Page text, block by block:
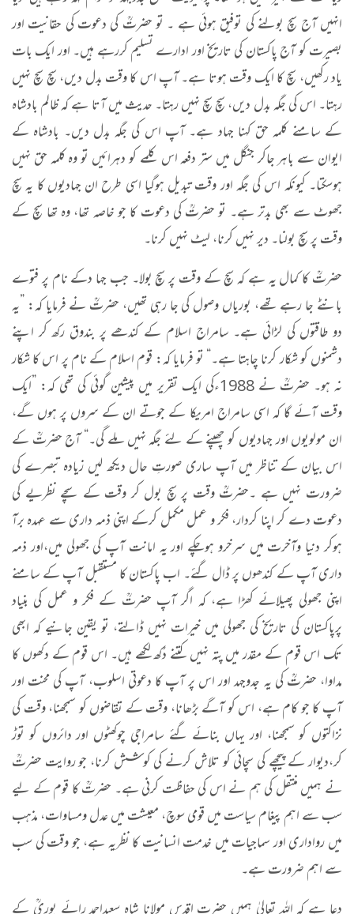
انہیں آج سچ بولنے کی توفیق ہوئی ہے ۔ تو حضرتؒ کی دعوت کی حقانیت اور
بصیرت کو آج پاکستان کی تاریخ اور ادارے تسلیم کررہے ہیں۔ اور ایک بات
یاد رکھیں، سچ کا ایک وقت ہوتا ہے۔ آپ اس کا وقت بدل دیں، سچ سچ نہیں
رہتا۔ اس کی جگہ بدل دیں، سچ سچ نہیں رہتا۔ حدیث میں آتا ہے کہ ظالم بادشاہ
کے سامنے کلمہ حق کہنا جہاد ہے۔ آپ اس کی جگہ بدل دیں۔ بادشاہ کے
ایوان سے باہر جاکر جنگل میں ستر دفعہ اس کلمے کو دہرائیں تو وہ کلمہ حق نہیں
ہوسکتا۔ کیونکہ اس کی جگہ اور وقت تبدیل ہوگیا اسی طرح ان جہادیوں کا یہ سچ
جھوٹ سے بھی بدتر ہے۔ تو حضرتؒ کی دعوت کا جو خاصہ تھا، وہ تھا سچ کے
وقت پر سچ بولنا۔ دیر نہیں کرنا، لیٹ نہیں کرنا۔
حضرتؒ کا کمال یہ ہے کہ سچ کے وقت پر سچ بولا۔ جب جہا دکے نام پر فتوے
بانٹے جا رہے تھے، بوریاں وصول کی جا رہی تھیں، حضرتؒ نے فرمایا کہ: ”یہ
دو طاقتوں کی لڑائی ہے۔ سامراج اسلام کے کندھے پر بندوق رکھ کر اپنے
دشمنوں کو شکار کرنا چاہتا ہے۔“ تو فرمایا کہ: قوم اسلام کے نام پر اس کا شکار
نہ ہو۔ حضرتؒ نے 1988ءکی ایک تقریر میں پیشین گوئی کی تھی کہ: ”ایک
وقت آئے گا کہ اسی سامراج امریکا کے جوتے ان کے سروں پر ہوں گے،
ان مولویوں اور جہادیوں کو چھپنے کے لئے جگہ نہیں ملے گی۔“ آج حضرتؒ کے
اس بیان کے تناظر میں آپ ساری صورتِ حال دیکھ لیں زیادہ تبصرے کی
ضرورت نہیں ہے ۔حضرتؒ وقت پر سچ بول کر وقت کے سچے نظریے کی
دعوت دے کر اپنا کردار، فکر و عمل مکمل کرکے اپنی ذمہ داری سے عہدہ برآ
ہوکر دنیا وآخرت میں سرخرو ہوچکے اور یہ امانت آپ کی جھولی میں،اور ذمہ
داری آپ کے کندھوں پر ڈال گئے۔ اب پاکستان کا مستقبل آپ کے سامنے
اپنی جھولی پھیلائے کھڑا ہے، کہ اگر آپ حضرتؒ کے فکر و عمل کی بنیاد
پرپاکستان کی تاریخ کی جھولی میں خیرات نہیں ڈالتے، تو یقین جانیے کہ ابھی
تک اس قوم کے مقدر میں پتہ نہیں کتنے دُکھ لکھے ہیں۔ اس قوم کے دکھوں کا
مداوا، حضرتؒ کی یہ جدوجہد اور اس پر آپ کا دعوتی اسلوب، آپ کی محنت اور
آپ کا جو کام ہے، اس کو آگے بڑھانا، وقت کے تقاضوں کو سمجھنا، وقت کی
نزاکتوں کو سمجھنا، اور یہاں بنائے گئے سامراجی چوکھٹوں اور دائروں کو توڑ
کر،دیوار کے پیچھے کی سچائی کو تلاش کرنے کی کوشش کرنا، جو روایت حضرتؒ
نے ہمیں منتقل کی ہم نے اس کی حفاظت کرنی ہے۔ حضرتؒ کا قوم کے لیے
سب سے اہم پیغام سیاست میں قومی سوچ، معیشت میں عدل ومساوات، مذہب
میں رواداری اور سماجیات میں خدمت انسانیت کا نظریہ ہے، جو وقت کی سب
سے اہم ضرورت ہے۔